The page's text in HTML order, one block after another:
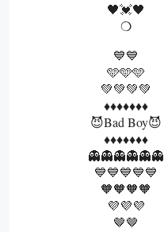
🖤💓🖤
❍
💙💙
🩵🩵🩵
💚💚💚💚
♦️♦️♦️♦️♦️♦️♦️
😈Bad Boy😈
♦️♦️♦️♦️♦️♦️♦️
👻👻👻👻👻👻
💙💙💙💙💙
🧡🧡🧡🧡
💜💜💜
🤎🤎